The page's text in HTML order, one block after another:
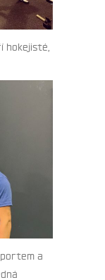
hokejisté,
a